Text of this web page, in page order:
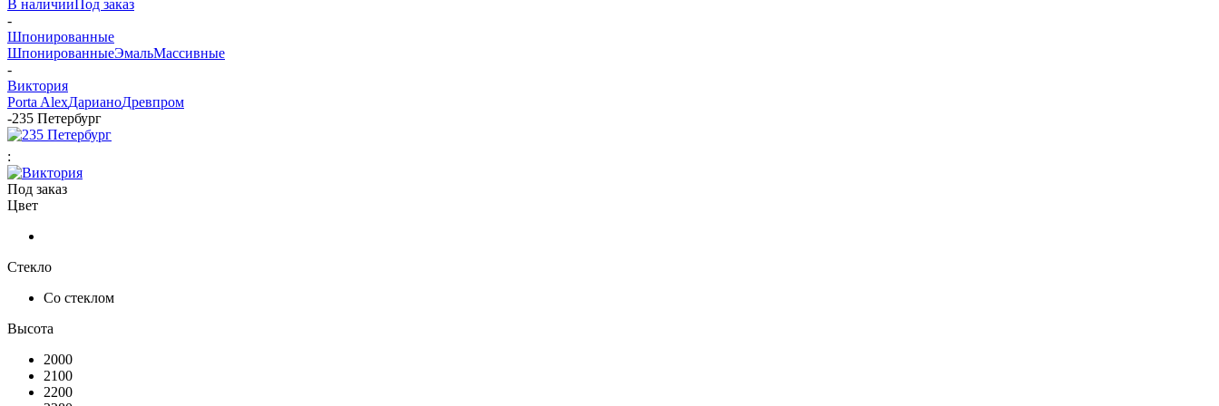
В наличииПод заказ
-
Шпонированные
ШпонированныеЭмальМассивные
-
Виктория
Porta AlexДарианоДревпром
-235 Петербург
:
Под заказ
Цвет
Стекло
Со стеклом
Высота
2000
2100
2200